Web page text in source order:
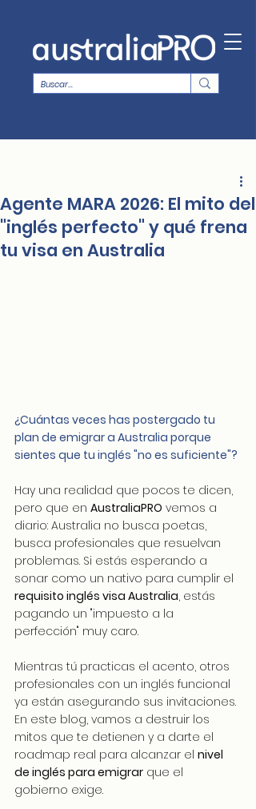
Agente MARA 2026: El mito del
"inglés perfecto" y qué frena
tu visa en Australia
¿Cuántas veces has postergado tu
plan de emigrar a Australia porque
sientes que tu inglés "no es suficiente"?
Hay una realidad que pocos te dicen,
pero que en AustraliaPRO vemos a
diario: Australia no busca poetas,
busca profesionales que resuelvan
problemas. Si estás esperando a
sonar como un nativo para cumplir el
requisito inglés visa Australia, estás
pagando un "impuesto a la
perfección" muy caro.
Mientras tú practicas el acento, otros
profesionales con un inglés funcional
ya están asegurando sus invitaciones.
En este blog, vamos a destruir los
mitos que te detienen y a darte el
roadmap real para alcanzar el nivel
de inglés para emigrar que el
gobierno exige.